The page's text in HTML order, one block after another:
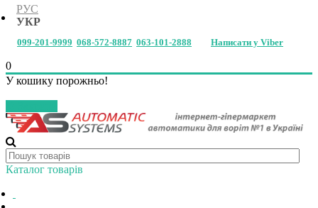
РУС
УКР
099-201-9999 068-572-8887 063-101-2888 Написати у Viber
0
У кошику порожньо!
Каталог товарів